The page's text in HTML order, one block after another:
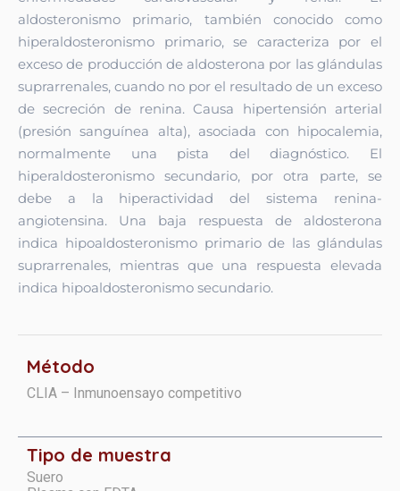
aldosteronismo primario, también conocido como
hiperaldosteronismo primario, se caracteriza por el
exceso de producción de aldosterona por las glándulas
suprarrenales, cuando no por el resultado de un exceso
de secreción de renina. Causa hipertensión arterial
(presión sanguínea alta), asociada con hipocalemia,
normalmente una pista del diagnóstico. El
hiperaldosteronismo secundario, por otra parte, se
debe a la hiperactividad del sistema renina-
angiotensina. Una baja respuesta de aldosterona
indica hipoaldosteronismo primario de las glándulas
suprarrenales, mientras que una respuesta elevada
indica hipoaldosteronismo secundario.
Método
CLIA – Inmunoensayo competitivo
Tipo de muestra
Suero